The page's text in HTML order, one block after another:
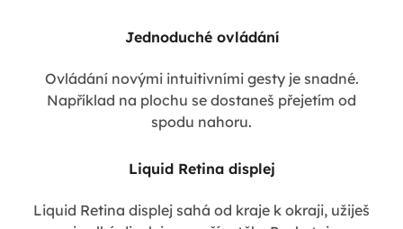
Jednoduché ovládání
Ovládání novými intuitivními gesty je snadné.
Například na plochu se dostaneš přejetím od
spodu nahoru.
Liquid Retina displej
Liquid Retina displej sahá od kraje k okraji, užiješ